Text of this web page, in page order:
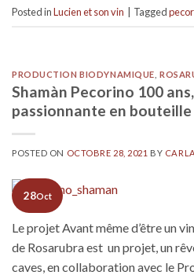
Posted inLucien et son vin Tagged
PRODUCTION BIODYNAMIQUE ,
Shamàn Pecorino 100
passionnante en bouteille
POSTED ON OCTOBRE 28, 2021 BY
28Oct
Le projet Avant même d’être un
de Rosarubra est un projet, un
caves, en collaboration avec le